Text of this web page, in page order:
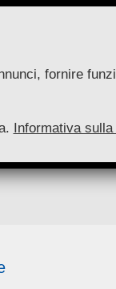
fornire
Informativa